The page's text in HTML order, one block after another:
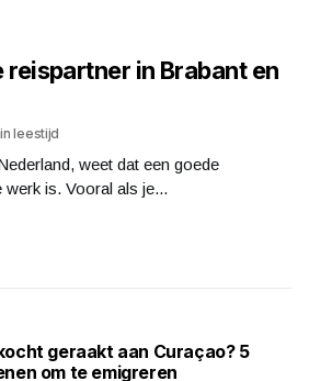
reispartner in Brabant en
leestijd
weet dat een goede
is. Vooral als je...
geraakt aan Curaçao? 5
om te emigreren